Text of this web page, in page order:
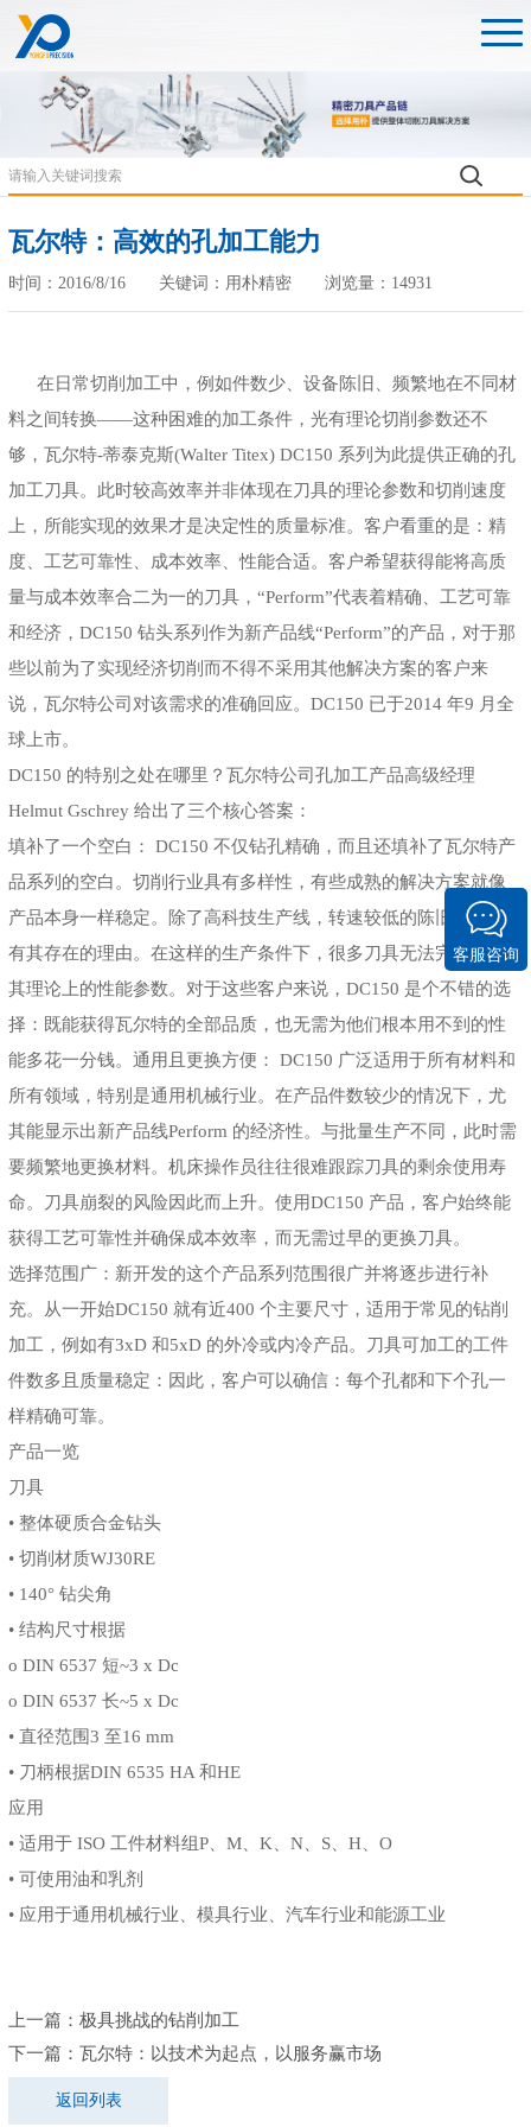
瓦尔特：高效的孔加工能力
时间：2016/8/16 关键词：用朴精密 浏览量：14931
在日常切削加工中，例如件数少、设备陈旧、频繁地在不同材
料之间转换——这种困难的加工条件，光有理论切削参数还不
够， 瓦尔特-蒂泰克斯(Walter Titex) DC150 系列为此提供正确的孔
加工刀具。此时较高效率并非体现在刀具的理论参数和切削速度
上，所能实现的效果才是决定性的质量标准。客户看重的是：精
度、工艺可靠性、成本效率、性能合适。客户希望获得能将高质
量与成本效率合二为一的刀具，“Perform”代表着精确、工艺可靠
和经济，DC150 钻头系列作为新产品线“Perform”的产品，对于那
些以前为了实现经济切削而不得不采用其他解决方案的客户来
说，瓦尔特公司对该需求的准确回应。DC150 已于2014 年9 月全
球上市。
DC150 的特别之处在哪里？瓦尔特公司孔加工产品高级经理
Helmut Gschrey 给出了三个核心答案：
填补了一个空白： DC150 不仅钻孔精确，而且还填补了瓦尔特产
品系列的空白。切削行业具有多样性，有些成熟的解决方案就像
产品本身一样稳定。除了高科技生产线，转速较低的陈旧设备仍
有其存在的理由。在这样的生产条件下，很多刀具无法完全达到
其理论上的性能参数。对于这些客户来说，DC150 是个不错的选
择：既能获得瓦尔特的全部品质，也无需为他们根本用不到的性
能多花一分钱。通用且更换方便： DC150 广泛适用于所有材料和
所有领域，特别是通用机械行业。在产品件数较少的情况下，尤
其能显示出新产品线Perform 的经济性。与批量生产不同，此时需
要频繁地更换材料。机床操作员往往很难跟踪刀具的剩余使用寿
命。刀具崩裂的风险因此而上升。使用DC150 产品，客户始终能
获得工艺可靠性并确保成本效率，而无需过早的更换刀具。
选择范围广：新开发的这个产品系列范围很广并将逐步进行补
充。从一开始DC150 就有近400 个主要尺寸，适用于常见的钻削
加工，例如有3xD 和5xD 的外冷或内冷产品。刀具可加工的工件
件数多且质量稳定：因此，客户可以确信：每个孔都和下个孔一
样精确可靠。
产品一览
刀具
• 整体硬质合金钻头
• 切削材质WJ30RE
• 140° 钻尖角
• 结构尺寸根据
o DIN 6537 短~3 x Dc
o DIN 6537 长~5 x Dc
• 直径范围3 至16 mm
• 刀柄根据DIN 6535 HA 和HE
应用
• 适用于 ISO 工件材料组P、M、K、N、S、H、O
• 可使用油和乳剂
• 应用于通用机械行业、模具行业、汽车行业和能源工业
上一篇： 极具挑战的钻削加工
下一篇： 瓦尔特：以技术为起点，以服务赢市场
返回列表
客服咨询